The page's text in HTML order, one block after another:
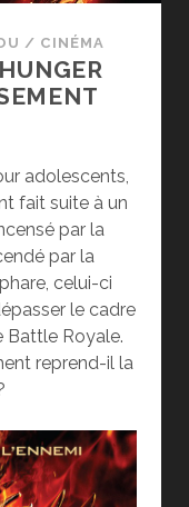
/ CINÉMA
adolescents,
fait suite à un
par la
par la
celui-ci
le cadre
Battle Royale.
reprend-il la